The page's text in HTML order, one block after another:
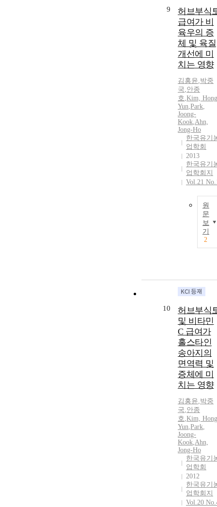
9
허브부식
급여가 비
육우의 증
체 및 육질
개선에 미
치는 영향
김홍윤,박중
국,안종
호,Kim,
Yun,Park,
Joong-
Kook,Ahn,
Jong-Ho
한국유기
업학회
2013
한국유기
업학회지
Vol.21
원
문
보
기
2
10
허브부식
및 비타민
C 급여가
홀스타인
송아지의
면역력 및
증체에 미
치는 영향
김홍윤,박중
국,안종
호,Kim,
Yun,Park,
Joong-
Kook,Ahn,
Jong-Ho
한국유기
업학회
2012
한국유기
업학회지
Vol.20